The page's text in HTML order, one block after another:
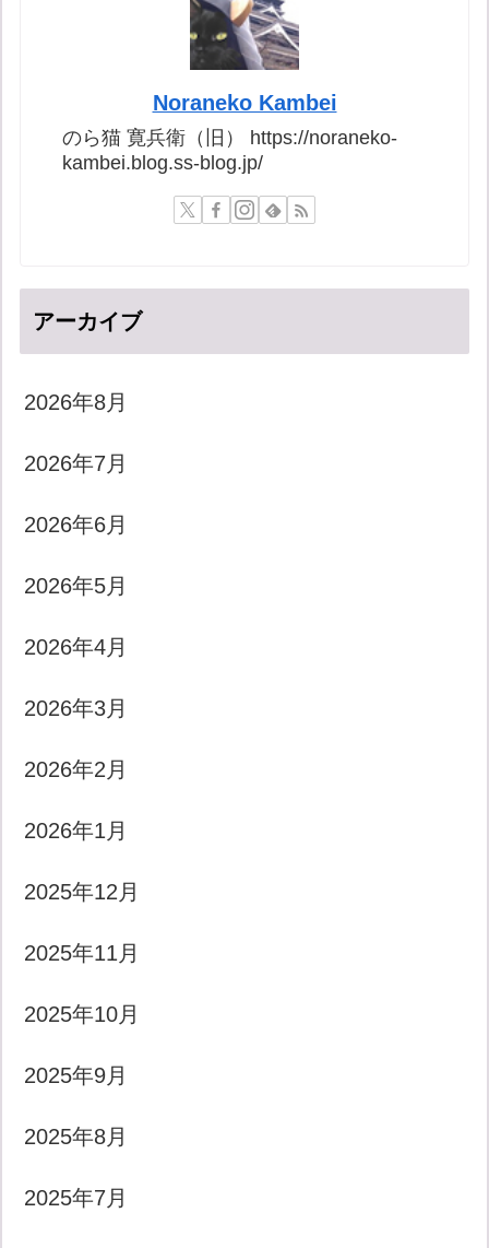
Noraneko Kambei
のら猫 寛兵衛（旧） https://noraneko-
kambei.blog.ss-blog.jp/
アーカイブ
2026年8月
2026年7月
2026年6月
2026年5月
2026年4月
2026年3月
2026年2月
2026年1月
2025年12月
2025年11月
2025年10月
2025年9月
2025年8月
2025年7月